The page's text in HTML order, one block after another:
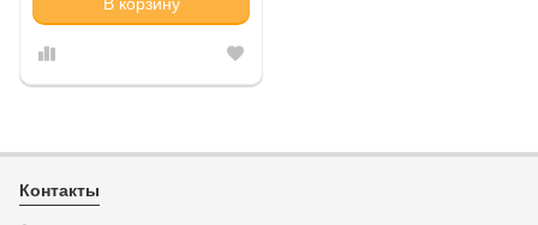
Контакты